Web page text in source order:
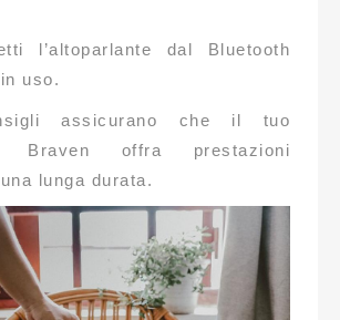
l’altoparlante dal Bluetooth
uso.
assicurano che il tuo
Braven offra prestazioni
lunga durata.